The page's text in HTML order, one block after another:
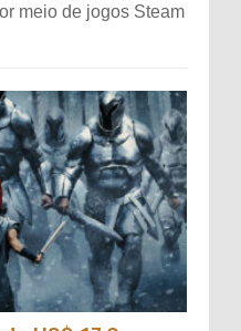
meio de jogos Steam